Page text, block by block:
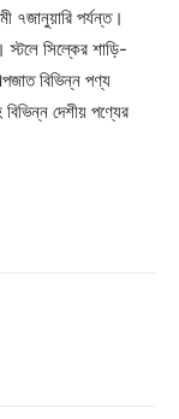
৭জানুয়ারি পর্যন্ত।
স্টলে সিল্কের শাড়ি-
বিভিন্ন পণ্য
দেশীয় পণ্যের